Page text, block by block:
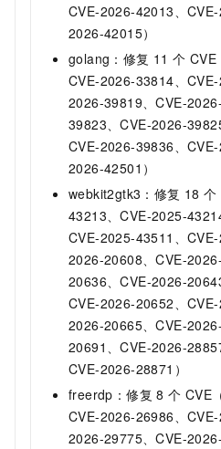
CVE-2026-42013、
2026-42015）
golang：修复 11 个 CVE
CVE-2026-33814、
2026-39819、CVE-
39823、CVE-2026-
CVE-2026-39836、
2026-42501）
webkit2gtk3：修复 18
43213、CVE-2025-
CVE-2025-43511、
2026-20608、CVE-
20636、CVE-2026-
CVE-2026-20652、
2026-20665、CVE-
20691、CVE-2026-
CVE-2026-28871）
freerdp：修复 8 个 CVE
CVE-2026-26986、
2026-29775、CVE-